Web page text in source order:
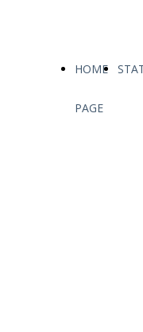
HOME
PAGE